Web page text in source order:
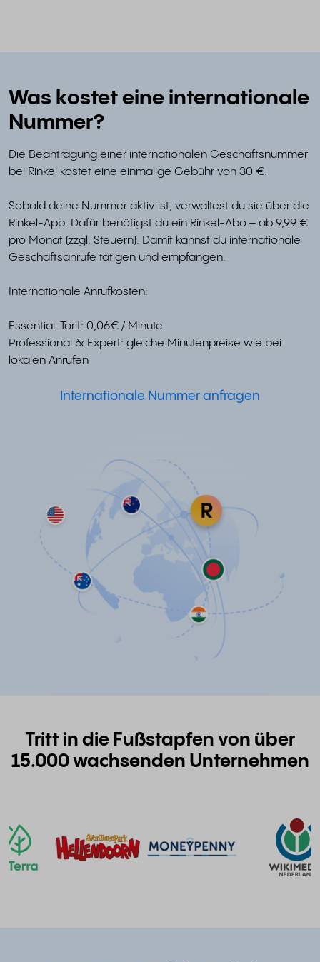
Was kostet eine internationale
Nummer?
Die Beantragung einer internationalen Geschäftsnummer
bei Rinkel kostet eine einmalige Gebühr von 30 €.
Sobald deine Nummer aktiv ist, verwaltest du sie über die
Rinkel-App. Dafür benötigst du ein Rinkel-Abo – ab 9,99 €
pro Monat (zzgl. Steuern). Damit kannst du internationale
Geschäfts­anrufe tätigen und empfangen.
Internationale Anrufkosten:
Essential-Tarif: 0,06€ / Minute
Professional & Expert: gleiche Minutenpreise wie bei
lokalen Anrufen
Internationale Nummer anfragen
Tritt in die Fußstapfen von über
15.000 wachsenden Unternehmen